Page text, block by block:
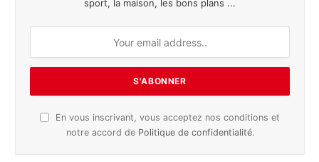
sport, la maison, les bons plans ...
En vous inscrivant, vous acceptez nos conditions et
notre accord de Politique de confidentialité.